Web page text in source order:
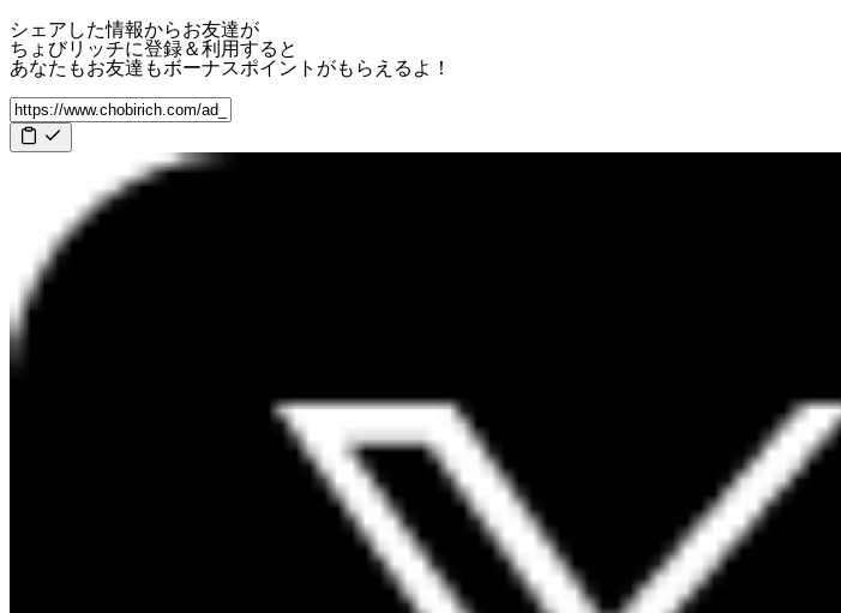
シェアした情報からお友達が
ちょびリッチに登録＆利用すると
あなたもお友達もボーナスポイント がもらえるよ！